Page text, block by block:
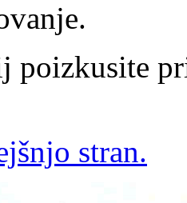
poizkusite
stran.